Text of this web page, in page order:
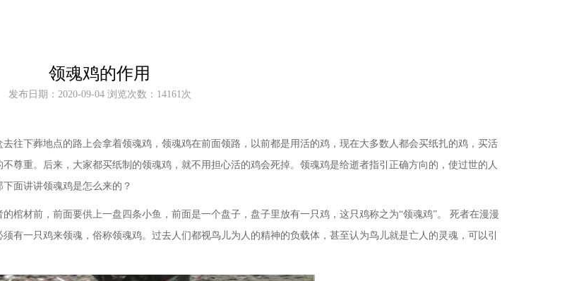
领魂鸡的作用
发布日期：2020-09-04 浏览次数：14161次
往下葬地点的路上会拿着领魂鸡，领魂鸡在前面领路，以前都是用活的鸡，现在大多数人都会买纸扎的鸡，买活
尊重。后来，大家都买纸制的领魂鸡，就不用担心活的鸡会死掉。领魂鸡是给逝者指引正确方向的，使过世的人
面讲讲领魂鸡是怎么来的？
棺材前，前面要供上一盘四条小鱼，前面是一个盘子，盘子里放有一只鸡，这只鸡称之为“领魂鸡”。 死者在漫漫
有一只鸡来领魂，俗称领魂鸡。过去人们都视鸟儿为人的精神的负载体，甚至认为鸟儿就是亡人的灵魂，可以引